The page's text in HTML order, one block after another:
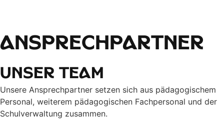
Ansprech­partner
Unser Team
Unsere Ansprechpartner setzen sich aus pädagogischem
Personal, weiterem pädagogischen Fachpersonal und der
Schulverwaltung zusammen.